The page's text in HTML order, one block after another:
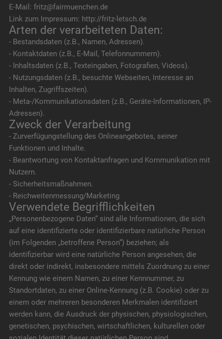
E-Mail: fritz@fairmuenchen.de
Link zum Impressum: http://fritz-letsch.de
Arten der verarbeiteten Daten:
- Bestandsdaten (z.B., Namen, Adressen).
- Kontaktdaten (z.B., E-Mail, Telefonnummern).
- Inhaltsdaten (z.B., Texteingaben, Fotografien, Videos).
- Nutzungsdaten (z.B., besuchte Webseiten, Interesse an
Inhalten, Zugriffszeiten).
- Meta-/Kommunikationsdaten (z.B., Geräte-Informationen, IP-
Adressen).
Zweck der Verarbeitung
- Zurverfügungstellung des Onlineangebotes, seiner
Funktionen und Inhalte.
- Beantwortung von Kontaktanfragen und Kommunikation mit
Nutzern.
- Sicherheitsmaßnahmen.
- Reichweitenmessung/Marketing
Verwendete Begrifflichkeiten
„Personenbezogene Daten“ sind alle Informationen, die sich
auf eine identifizierte oder identifizierbare natürliche Person
(im Folgenden „betroffene Person“) beziehen; als
identifizierbar wird eine natürliche Person angesehen, die
direkt oder indirekt, insbesondere mittels Zuordnung zu einer
Kennung wie einem Namen, zu einer Kennnummer, zu
Standortdaten, zu einer Online-Kennung (z.B. Cookie) oder zu
einem oder mehreren besonderen Merkmalen identifiziert
werden kann, die Ausdruck der physischen, physiologischen,
genetischen, psychischen, wirtschaftlichen, kulturellen oder